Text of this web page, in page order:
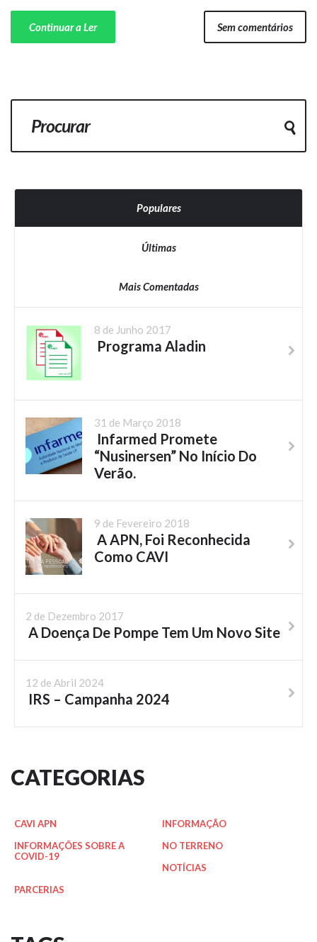
Continuar a Ler Sem comentários
Populares
Últimas
Mais Comentadas
8 de Junho 2017
Programa Aladin
31 de Março 2018
Infarmed Promete
“Nusinersen” No Início Do
Verão.
9 de Fevereiro 2018
A APN, Foi Reconhecida
Como CAVI
2 de Dezembro 2017
A Doença De Pompe Tem Um Novo Site
12 de Abril 2024
IRS – Campanha 2024
CATEGORIAS
CAVI APN
INFORMAÇÃO
INFORMAÇÕES SOBRE A
COVID-19
NO TERRENO
NOTÍCIAS
PARCERIAS